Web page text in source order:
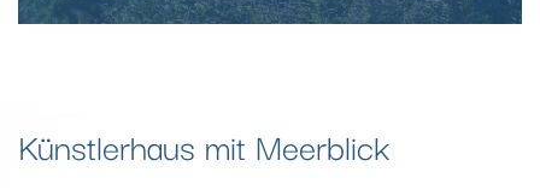
Künstlerhaus mit Meerblick